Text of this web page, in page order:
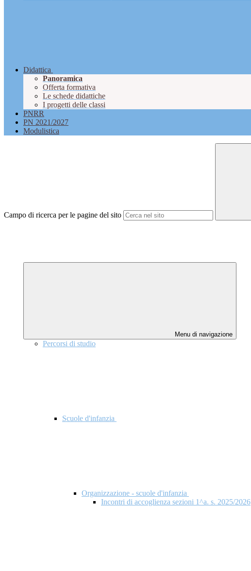
Didattica
Panoramica
Offerta formativa
Le schede didattiche
I progetti delle classi
PNRR
PN 2021/2027
Modulistica
Campo di ricerca per le pagine del sito
Menu di navigazione
Percorsi di studio
Scuole d'infanzia
Organizzazione - scuole d'infanzia
Incontri di accoglienza sezioni 1^a. s. 2025/2026